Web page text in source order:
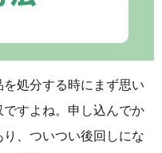
処分する時にまず思い
すよね。申し込んでか
、ついつい後回しにな